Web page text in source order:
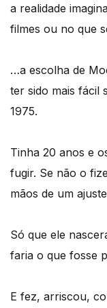
a realidade
filmes ou no que
…a escolha de
ter sido mais fácil
1975.
Tinha 20 anos e
fugir. Se não o
mãos de um
Só que ele
faria o que fosse
E fez, arriscou,